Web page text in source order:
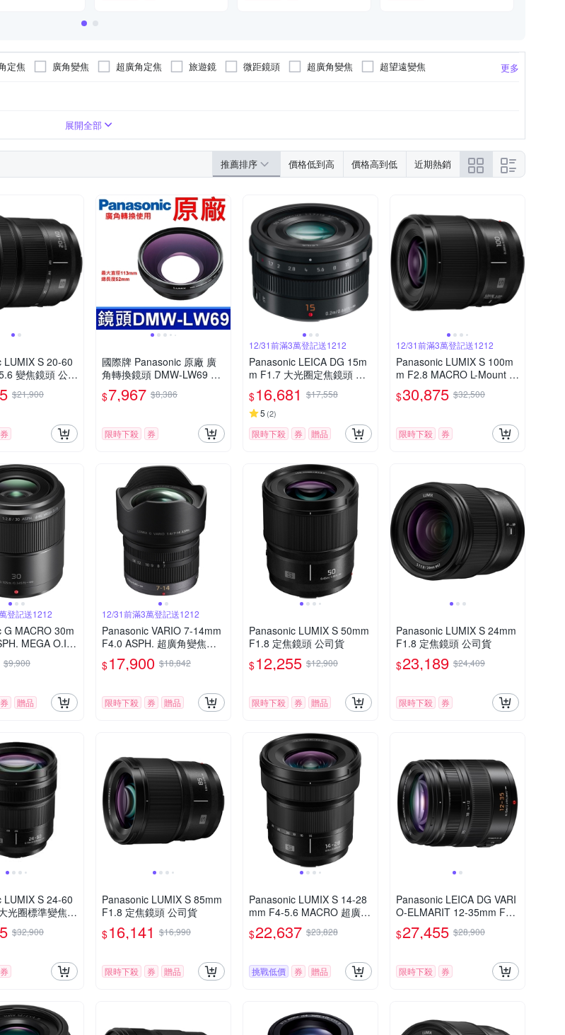
更多
定焦 廣角變焦 超廣角定焦 旅遊鏡 微距鏡頭 超廣角變焦
超望遠變焦
展開全部
推薦排序 價格低到高 價格高到低 近期熱銷
LUMIX S 20-60
變焦鏡頭 公司
$21,900
券
國際牌 Panasonic 原廠 廣
角轉換鏡頭 DMW-LW69 0.8
2X 相機 DMC-LC1
$7,967 $8,386
限時下殺 券
12/31前滿3萬登記送1212
Panasonic LEICA DG 15m
m F1.7 大光圈定焦鏡頭 公
司貨
$16,681 $17,558
5 (2)
限時下殺 券 贈品
12/31前滿3萬登記送1212
Panasonic LUMIX S 100m
m F2.8 MACRO L-Mount 微
距鏡頭 公司貨 S-E100
$30,875 $32,500
限時下殺 券
登記送1212
G MACRO 30m
MEGA O.I.
公司貨
$9,900
券 贈品
12/31前滿3萬登記送1212
Panasonic VARIO 7-14mm
F4.0 ASPH. 超廣角變焦鏡
頭 公司貨
$17,900 $18,842
限時下殺 券 贈品
Panasonic LUMIX S 50mm
F1.8 定焦鏡頭 公司貨
$12,255 $12,900
限時下殺 券 贈品
Panasonic LUMIX S 24mm
F1.8 定焦鏡頭 公司貨
$23,189 $24,409
限時下殺 券
LUMIX S 24-60
光圈標準變焦鏡
E2460GC
$32,900
券
Panasonic LUMIX S 85mm
F1.8 定焦鏡頭 公司貨
$16,141 $16,990
限時下殺 券 贈品
Panasonic LUMIX S 14-28
mm F4-5.6 MACRO 超廣角
變焦鏡頭 公司貨 S-R1428
$22,637 $23,828
挑戰低價 券 贈品
Panasonic LEICA DG VARI
O-ELMARIT 12-35mm F2.
8 ASPH.POWER O.I.S. 變
焦鏡頭 公司貨 H-ES12035
$27,455 $28,900
限時下殺 券